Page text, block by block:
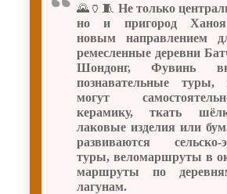
🌄🏺🧵 Не только
но и пригород Ханоя
новым направлением
ремесленные деревни
Шондонг, Фувинь
познавательные туры,
могут
керамику, ткать
лаковые изделия или
развиваются сельско-
туры, веломаршруты в
маршруты по
лагунам.